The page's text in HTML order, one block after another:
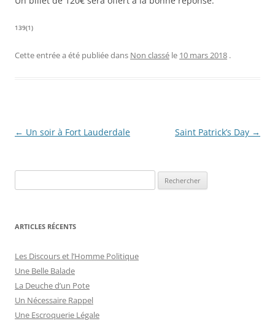
139(1)
Cette entrée a été publiée dans Non classé le 10 mars 2018 .
Navigation
← Un soir à Fort Lauderdale Saint Patrick’s Day →
e
h
r
c
h
e
r
ARTICLES RÉCENTS
Les Discours et l’Homme Politique
Une Belle Balade
La Deuche d’un Pote
Un Nécessaire Rappel
Une Escroquerie Légale